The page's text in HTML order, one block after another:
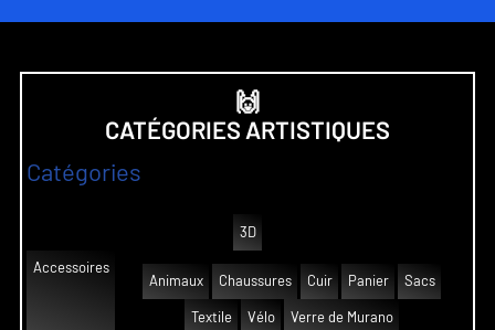
🙌
CATÉGORIES ARTISTIQUES
Catégories
3D
Accessoires
Animaux
Chaussures Cuir Panier Sacs
Textile Vélo Verre de Murano